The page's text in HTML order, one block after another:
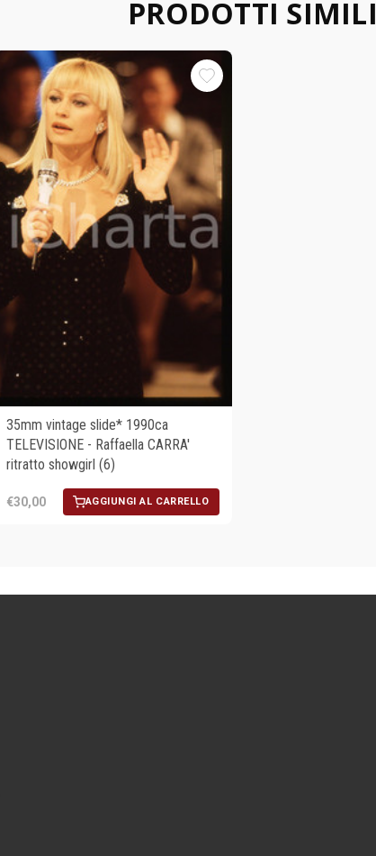
PRODOTTI SIMILI
35mm vintage slide* 1990ca
TELEVISIONE - Raffaella CARRA'
ritratto showgirl (6)
€30,00 AGGIUNGI AL CARRELLO